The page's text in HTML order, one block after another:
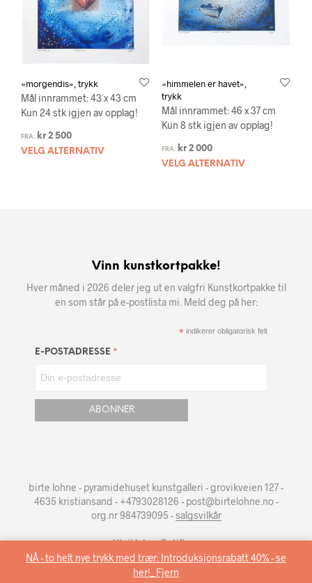
NÅ - to helt nye trykk med trær: Introduksjonsrabatt 40% - se
her!_ Fjern
«morgendis», trykk
Mål innrammet: 43 x 43 cm
Kun 24 stk igjen av opplag!
FRA: kr 2 500
VELG ALTERNATIV
«himmelen er havet»,
trykk
Mål innrammet: 46 x 37 cm
Kun 8 stk igjen av opplag!
FRA: kr2 000
VELG ALTERNATIV
Vinn kunstkortpakke!
Hver måned i 2026 deler jeg ut en valgfri Kunstkortpakke til
en som står på e-postlista mi. Meld deg på her:
* indikerer obligatorisk felt
E-POSTADRESSE *
birte lohne - pyramidehuset kunstgalleri - grovikveien 127 -
4635 kristiansand - +4793028126 - post@birtelohne.no -
org.nr 984739095 -salgsvilkår
Utviklet avOptiflow.